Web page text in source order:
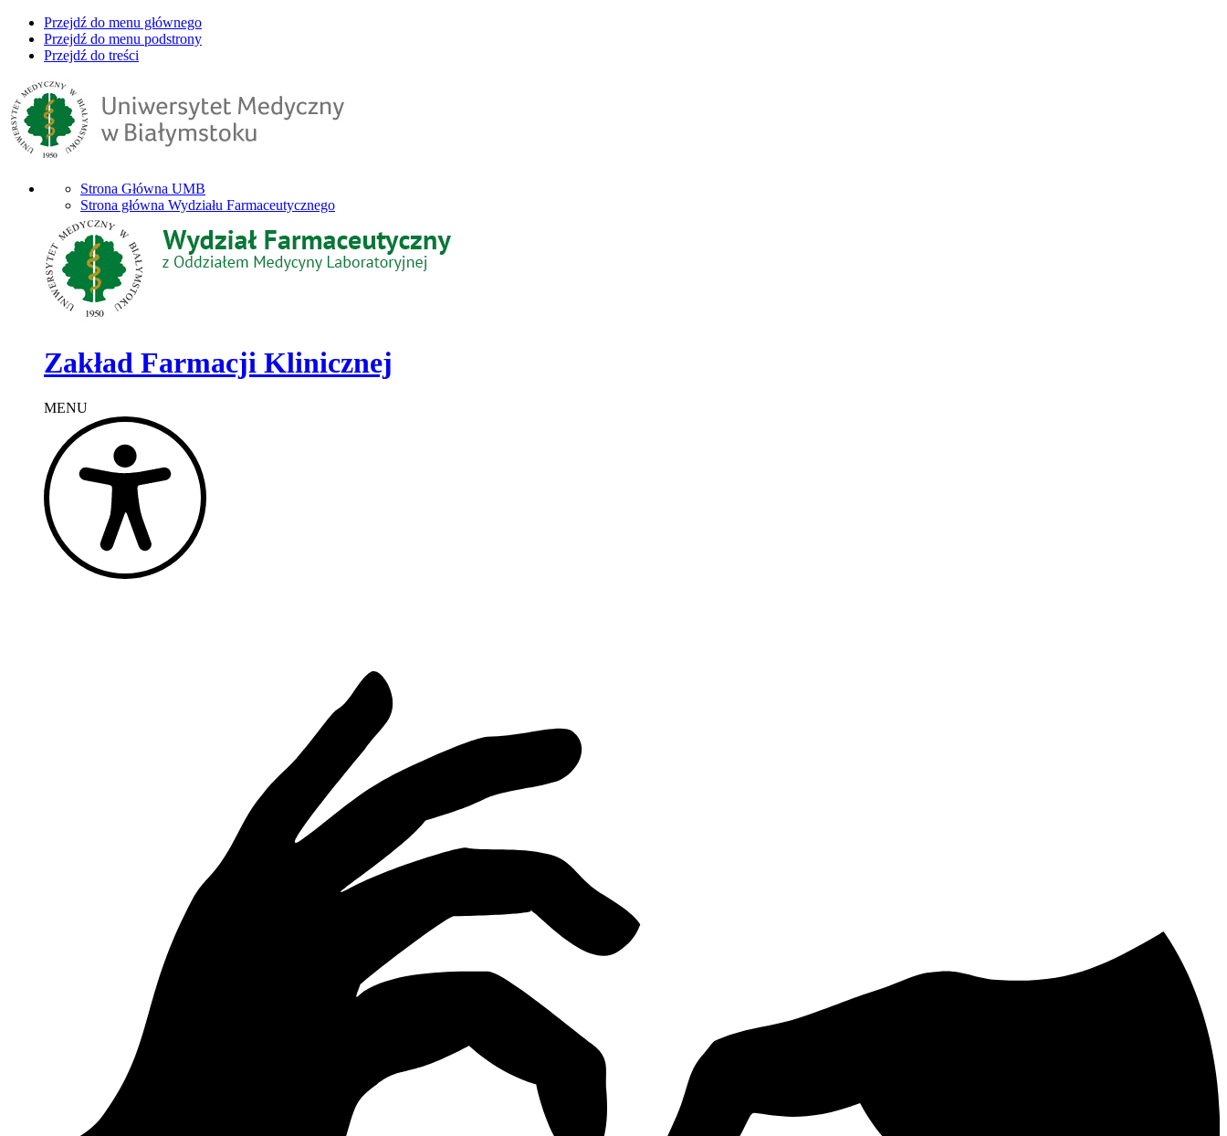
Przejdź do menu głównego
Przejdź do menu podstrony
Przejdź do treści
Strona Główna UMB
Strona główna Wydziału Farmaceutycznego
Zakład Farmacji Klinicznej
MENU